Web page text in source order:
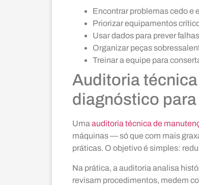
Encontrar problemas cedo e
Priorizar equipamentos
Usar dados para prever
Organizar peças
Treinar a equipe para
Auditoria
diagnóstico
Uma auditoria técnica de
máquinas — só que com mais
práticas. O objetivo é simples:
Na prática, a auditoria analisa
revisam procedimentos, medem